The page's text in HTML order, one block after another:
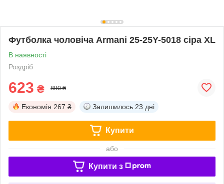
Футболка чоловіча Armani 25-25Y-5018 сіра XL
В наявності
Роздріб
623 ₴ 890 ₴
Економія 267 ₴ Залишилось 23 дні
Купити
або
Купити з